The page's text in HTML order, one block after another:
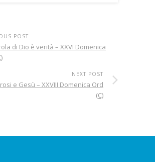
POST
di Dio è verità – XXVI Domenica
NEXT POST
e Gesù – XXVIII Domenica Ord
(C)